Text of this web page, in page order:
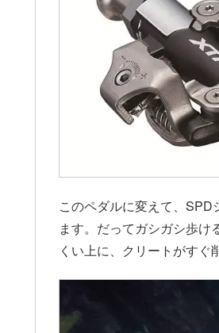
このペダルに変えて、SPD
ます。だってガシガシ歩
くい上に、クリートがすぐ